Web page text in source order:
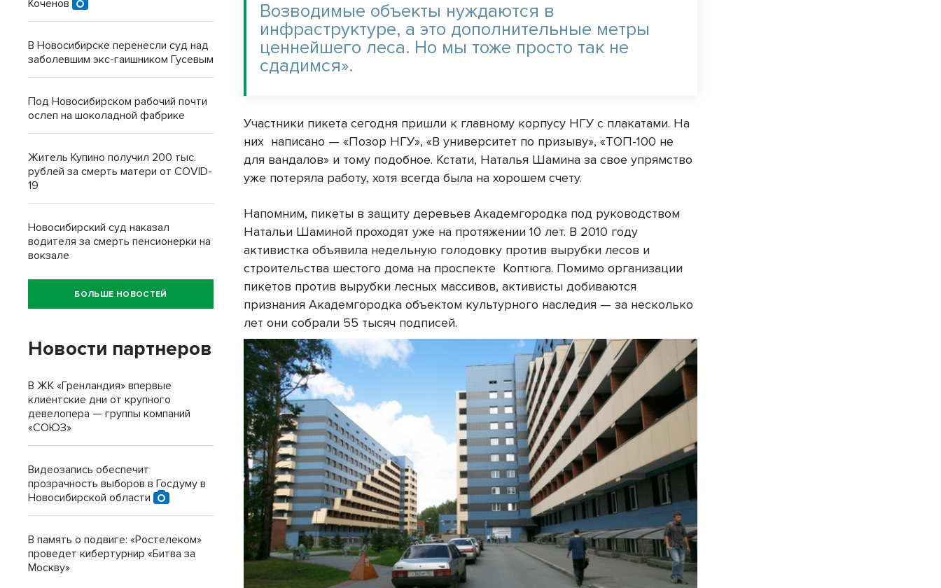
Возводимые объекты нуждаются в
инфраструктуре, а это дополнительные метры
ценнейшего леса. Но мы тоже просто так не
сдадимся».
Участники пикета сегодня пришли к главному корпусу НГУ с плакатами. На
них написано — «Позор НГУ», «В университет по призыву», «ТОП-100 не
для вандалов» и тому подобное. Кстати, Наталья Шамина за свое упрямство
уже потеряла работу, хотя всегда была на хорошем счету.
Напомним, пикеты в защиту деревьев Академгородка под руководством
Натальи Шаминой проходят уже на протяжении 10 лет. В 2010 году
активистка объявила недельную голодовку против вырубки лесов и
строительства шестого дома на проспекте Коптюга. Помимо организации
пикетов против вырубки лесных массивов, активисты добиваются
признания Академгородка объектом культурного наследия — за несколько
лет они собрали 55 тысяч подписей.
Коченов
В Новосибирске перенесли суд над
заболевшим экс-гаишником Гусевым
Под Новосибирском рабочий почти
ослеп на шоколадной фабрике
Житель Купино получил 200 тыс.
рублей за смерть матери от COVID-
19
Новосибирский суд наказал
водителя за смерть пенсионерки на
вокзале
БОЛЬШЕ НОВОСТЕЙ
Новости партнеров
В ЖК «Гренландия» впервые
клиентские дни от крупного
девелопера — группы компаний
«СОЮЗ»
Видеозапись обеспечит
прозрачность выборов в Госдуму в
Новосибирской области
В память о подвиге: «Ростелеком»
проведет кибертурнир «Битва за
Москву»